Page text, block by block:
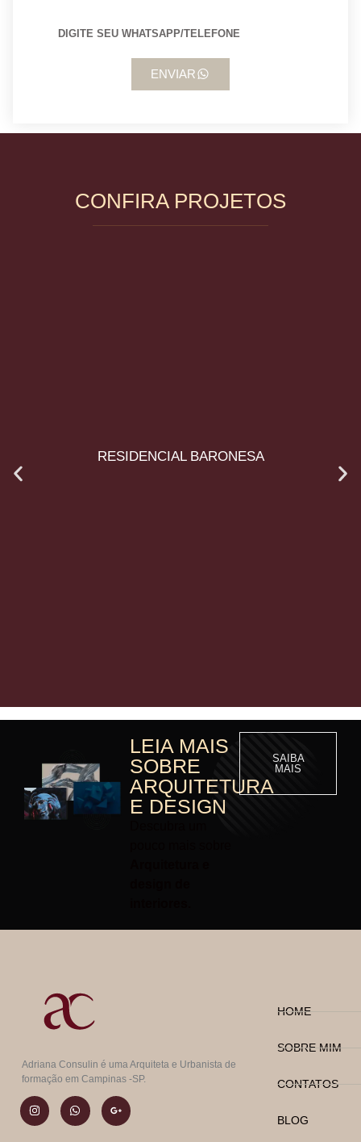
ENVIAR
CONFIRA PROJETOS
RESIDENCIAL BARONESA
LEIA MAIS
SOBRE
ARQUITETURA
E DESIGN
SAIBA
MAIS
Adriana Consulin é uma Arquiteta e Urbanista de
formação em Campinas -SP.
HOME
SOBRE MIM
CONTATOS
BLOG